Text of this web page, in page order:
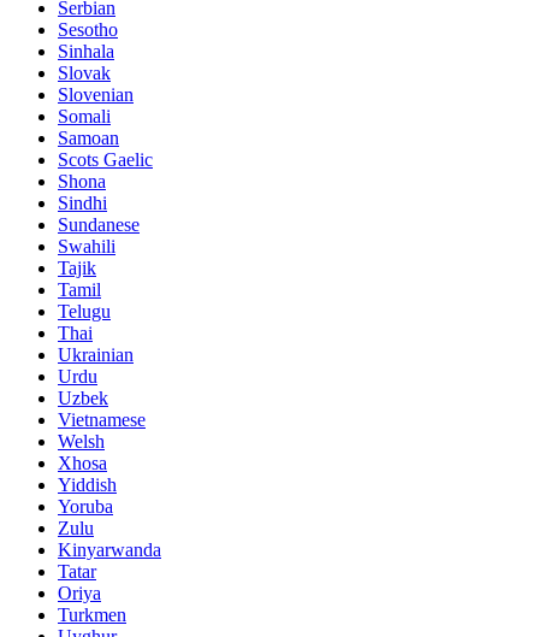
Serbian
Sesotho
Sinhala
Slovak
Slovenian
Somali
Samoan
Scots Gaelic
Shona
Sindhi
Sundanese
Swahili
Tajik
Tamil
Telugu
Thai
Ukrainian
Urdu
Uzbek
Vietnamese
Welsh
Xhosa
Yiddish
Yoruba
Zulu
Kinyarwanda
Tatar
Oriya
Turkmen